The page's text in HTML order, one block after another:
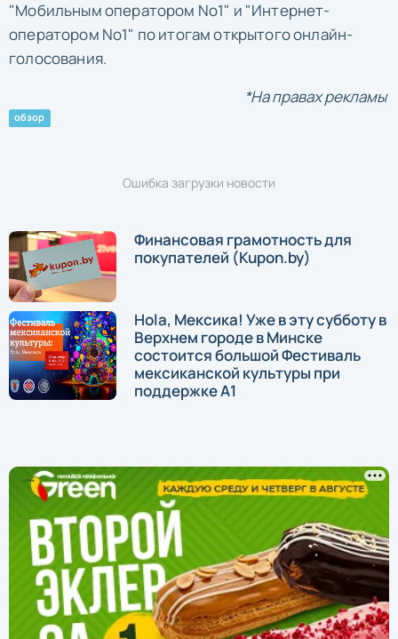
"Мобильным оператором No1" и "Интернет-
оператором No1" по итогам открытого онлайн-
голосования.
*На правах рекламы
обзор
Ошибка загрузки новости
Финансовая грамотность для
покупателей (Kupon.by)
Hola, Мексика! Уже в эту субботу в
Верхнем городе в Минске
состоится большой Фестиваль
мексиканской культуры при
поддержке А1